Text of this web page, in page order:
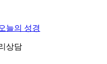
늘의 성경
상담